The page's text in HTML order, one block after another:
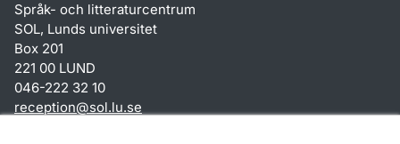
Språk- och litteraturcentrum
SOL, Lunds universitet
Box 201
221 00 LUND
046-222 32 10
reception@sol.lu.se